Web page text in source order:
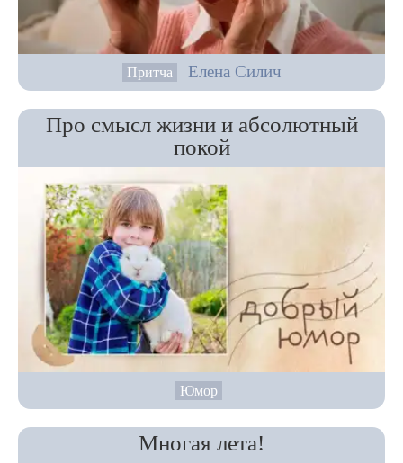
Притча Елена Силич
Про смысл жизни и абсолютный
покой
Юмор
Многая лета!